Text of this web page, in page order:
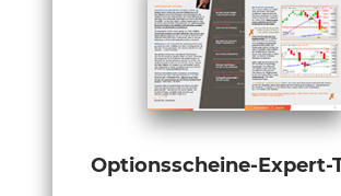
Optionsscheine-Expert-